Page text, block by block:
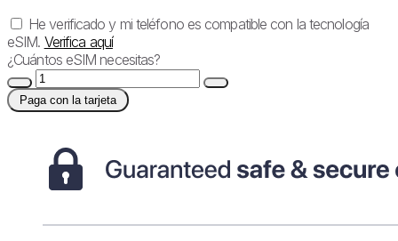
He verificado y mi teléfono es compatible con la tecnología
eSIM. Verifica aquí
¿Cuántos eSIM necesitas?
Paga con la tarjeta